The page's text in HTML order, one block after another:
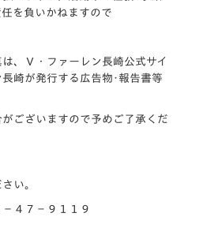
を負いかねますので
、Ｖ・ファーレン長崎公式サイ
長崎が発行する広告物･報告書等
ございますので予めご了承くだ
い。
４７－９１１９